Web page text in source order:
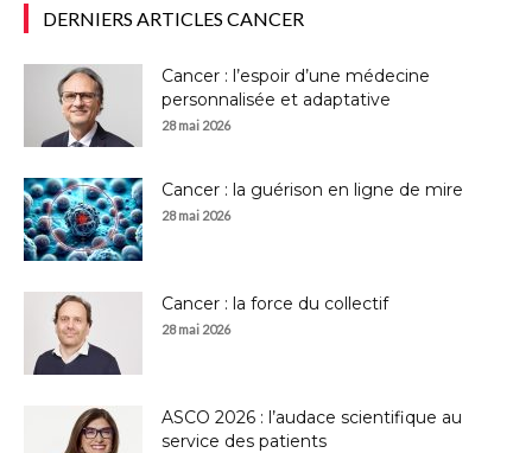
DERNIERS ARTICLES CANCER
Cancer : l’espoir d’une médecine
personnalisée et adaptative
28 mai 2026
Cancer : la guérison en ligne de mire
28 mai 2026
Cancer : la force du collectif
28 mai 2026
ASCO 2026 : l’audace scientifique au
service des patients